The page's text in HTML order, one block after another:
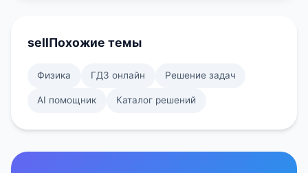
sellПохожие темы
Физика ГДЗ онлайн Решение задач
AI помощник Каталог решений